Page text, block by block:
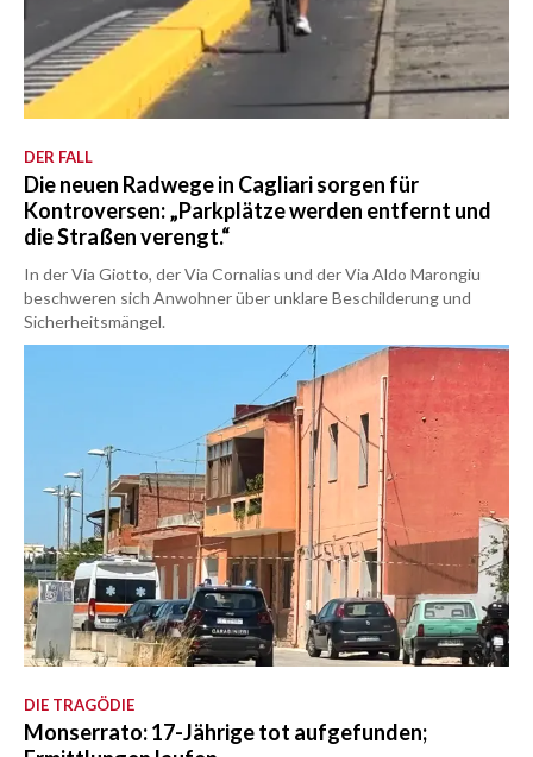
DER FALL
Die neuen Radwege in Cagliari sorgen für
Kontroversen: „Parkplätze werden entfernt und
die Straßen verengt.“
In der Via Giotto, der Via Cornalias und der Via Aldo Marongiu
beschweren sich Anwohner über unklare Beschilderung und
Sicherheitsmängel.
DIE TRAGÖDIE
Monserrato: 17-Jährige tot aufgefunden;